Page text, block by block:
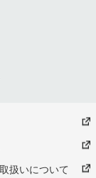
扱いについて